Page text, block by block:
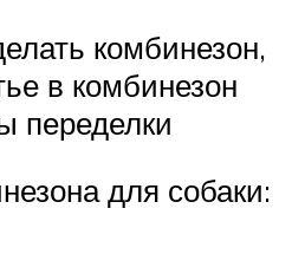
комбинезон,
в комбинезон
переделки
для собаки: